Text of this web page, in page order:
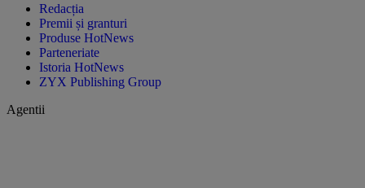
Redacția
Premii și granturi
Produse HotNews
Parteneriate
Istoria HotNews
ZYX Publishing Group
Agentii